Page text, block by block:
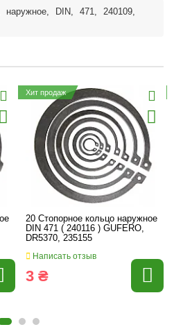
наружное, DIN, 471, 240109,
Хит продаж
20 Стопорное кольцо наружное
DIN 471 ( 240116 ) GUFERO,
DR5370, 235155
Написать отзыв
3 ₴